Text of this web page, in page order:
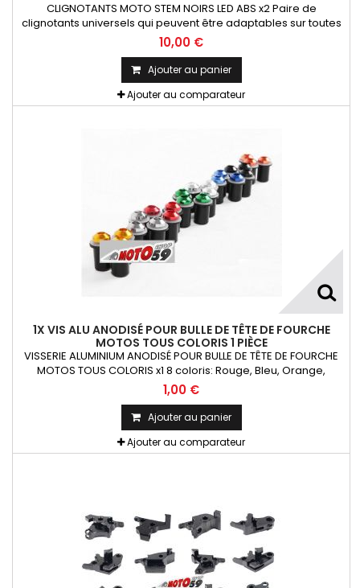
CLIGNOTANTS MOTO STEM NOIRS LED ABS x2 Paire de
clignotants universels qui peuvent être adaptables sur toutes
motos ou scooters
10,00 €
Ajouter au panier
Ajouter au comparateur
1X VIS ALU ANODISÉ POUR BULLE DE TÊTE DE FOURCHE
MOTOS TOUS COLORIS 1 PIÈCE
VISSERIE ALUMINIUM ANODISÉ POUR BULLE DE TÊTE DE FOURCHE
MOTOS TOUS COLORIS x1 8 coloris: Rouge, Bleu, Orange,
Argent, Titanium, Or, Noir et VertKit= Vis M5x16 alu + écrou
caoutchouc fileté + rondelle La Pièce !!!
1,00 €
Ajouter au panier
Ajouter au comparateur